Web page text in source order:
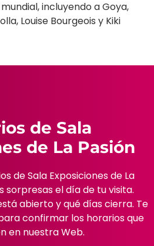
incluyendo a Goya,
Louise Bourgeois y Kiki
de Sala
de La Pasión
de Sala Exposiciones de La
sorpresas el día de tu visita.
abierto y qué días cierra. Te
confirmar los horarios que
en nuestra Web.